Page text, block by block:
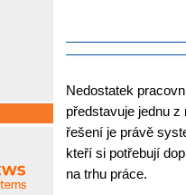
Nedostatek
představuje jednu
řešení je právě
kteří si potřebují
na trhu práce.